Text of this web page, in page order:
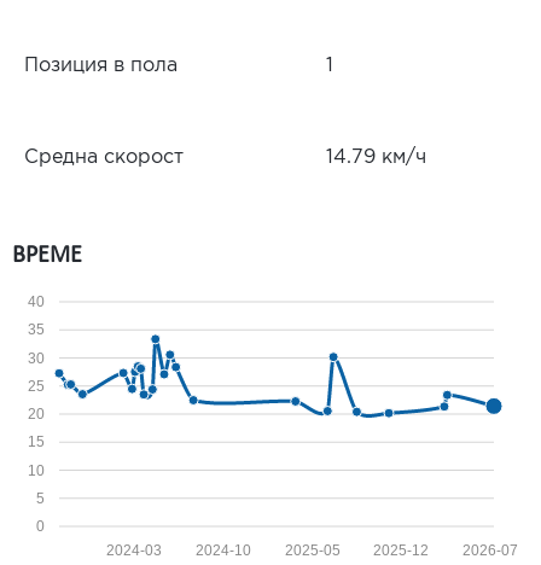
Позиция в пола
Средна скорост 14.79 км/ч
ВРЕМЕ
0
5
10
15
20
25
30
35
40
2026-07
2025-12
2025-05
2024-10
2024-03